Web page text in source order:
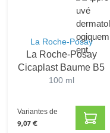
La Roche-Posay
La Roche-Posay
Cicaplast Baume B5
100 ml
Variantes de
9,07 €